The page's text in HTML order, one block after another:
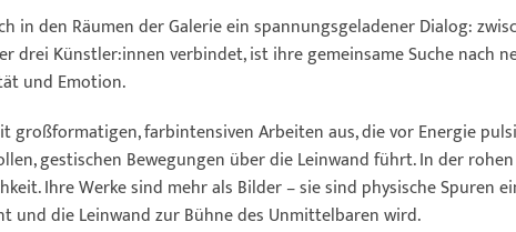
in den Räumen der Galerie ein spannungsgeladener Dialog:
drei Künstler:innen verbindet, ist ihre gemeinsame Suche nach
und Emotion.
großformatigen, farbintensiven Arbeiten aus, die vor Energie
gestischen Bewegungen über die Leinwand führt. In der
Ihre Werke sind mehr als Bilder – sie sind physische Spuren
und die Leinwand zur Bühne des Unmittelbaren wird.